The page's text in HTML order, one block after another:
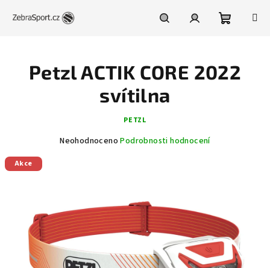
košík
Petzl ACTIK CORE 2022
svítilna
PETZL
Průměrné
5
hvězdiček.
Neohodnoceno Podrobnosti hodnocení
Akce